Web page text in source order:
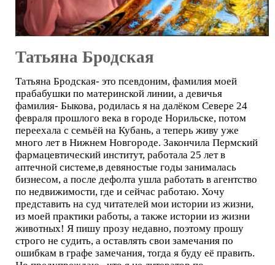
Татьяна Бродская
Татьяна Бродская- это псевдоним, фамилия моей
прабабушки по материнской линии, а девичья
фамилия- Быкова, родилась я на далёком Севере 24
февраля прошлого века в городе Норильске, потом
переехала с семьёй на Кубань, а теперь живу уже
много лет в Нижнем Новгороде. Закончила Пермский
фармацевтический институт, работала 25 лет в
аптечной системе,в девяностые годы занималась
бизнесом, а после дефолта ушла работать в агентство
по недвижимости, где и сейчас работаю. Хочу
представить на суд читателей мои истории из жизни,
из моей практики работы, а также истории из жизни
животных! Я пишу прозу недавно, поэтому прошу
строго не судить, а оставлять свои замечания по
ошибкам в графе замечания, тогда я буду её править.